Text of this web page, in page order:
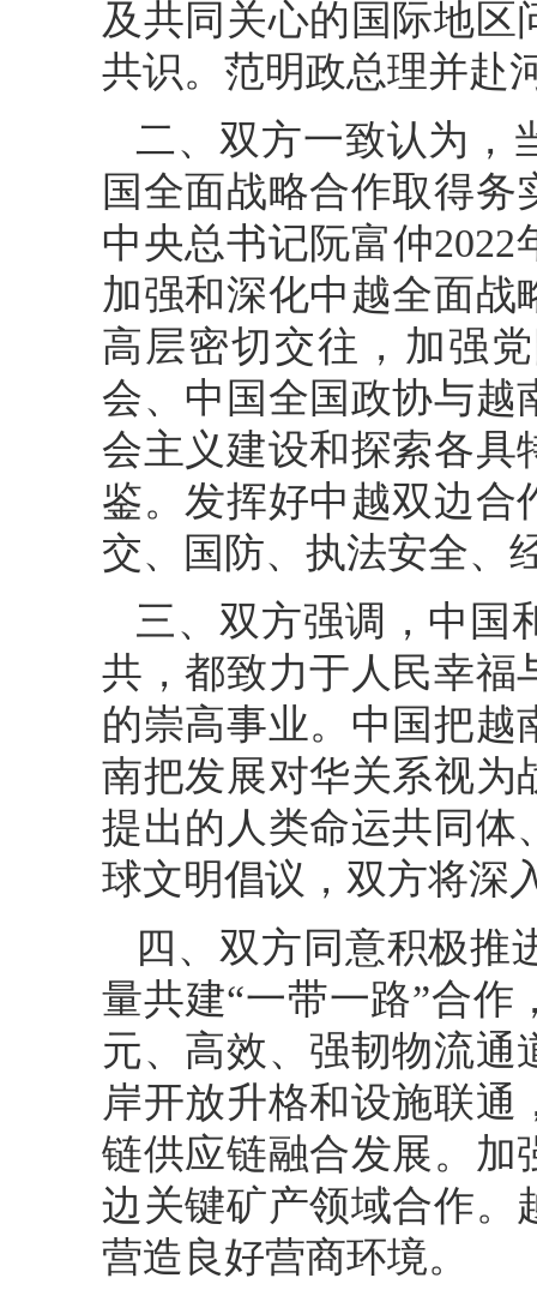
及共同关心的国际地
共识。范明政总理并赴
二、双方一致认为，
国全面战略合作取得
中央总书记阮富仲
加强和深化中越全面战
高层密切交往，加强
会、中国全国政协与越
会主义建设和探索各具
鉴。发挥好中越双边合
交、国防、执法安全、
三、双方强调，中国
共，都致力于人民幸福
的崇高事业。中国把越
南把发展对华关系视为
提出的人类命运共同体
球文明倡议，双方将深
四、双方同意积极推
量共建“一带一路”合
元、高效、强韧物流通
岸开放升格和设施联
链供应链融合发展。加
边关键矿产领域合作。
营造良好营商环境。